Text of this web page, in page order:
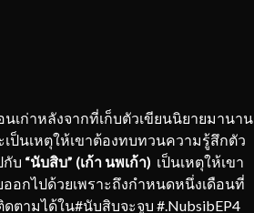
เก่าหลังจากที่เก็บตัวเขียนนิยายมานาน
นเหตุให้เขาต้องทบทวนความรู้สึกตัว
กับ “นับสิบ” (เก้า นพเก้า) เป็นเหตุให้เขา
ออกไปด้วยเพราะถึงกำหนดหนึ่งเดือนที่
ตามได้ใน#นับสิบจะจูบ #.NubsibEP4